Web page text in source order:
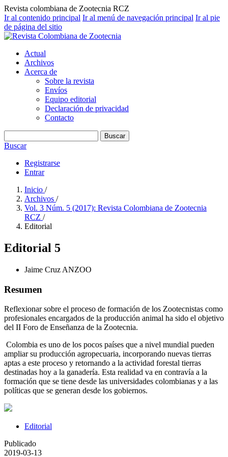
Revista colombiana de Zootecnia RCZ
Ir al contenido principal Ir al menú de navegación principal Ir al pie
de página del sitio
Actual
Archivos
Acerca de
Sobre la revista
Envíos
Equipo editorial
Declaración de privacidad
Contacto
Buscar
Buscar
Registrarse
Entrar
Inicio /
Archivos /
Vol. 3 Núm. 5 (2017): Revista Colombiana de Zootecnia
RCZ /
Editorial
Editorial 5
Jaime Cruz ANZOO
Resumen
Reflexionar sobre el proceso de formación de los Zootecnistas como
profesionales encargados de la producción animal ha sido el objetivo
del II Foro de Enseñanza de la Zootecnia.
Colombia es uno de los pocos países que a nivel mundial pueden
ampliar su producción agropecuaria, incorporando nuevas tierras
aptas a este proceso y retornando a la actividad forestal tierras
destinadas hoy a la ganadería. Esta realidad va en contravía a la
formación que se tiene desde las universidades colombianas y a las
políticas que se generan desde los gobiernos.
Editorial
Publicado
2019-03-13